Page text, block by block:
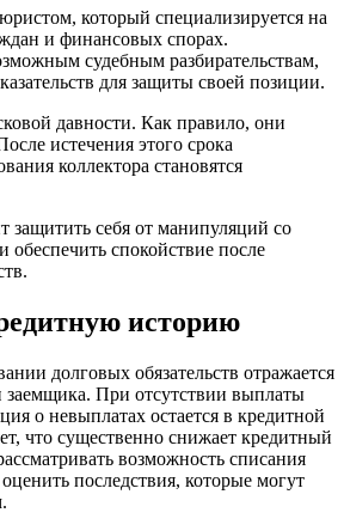
который специализируется на
и финансовых спорах.
судебным разбирательствам,
для защиты своей позиции.
давности. Как правило, они
истечения этого срока
коллектора становятся
защитить себя от манипуляций со
обеспечить спокойствие после
историю
долговых обязательств отражается
заемщика. При отсутствии выплаты
о невыплатах остается в кредитной
что существенно снижает кредитный
возможность списания
последствия, которые могут